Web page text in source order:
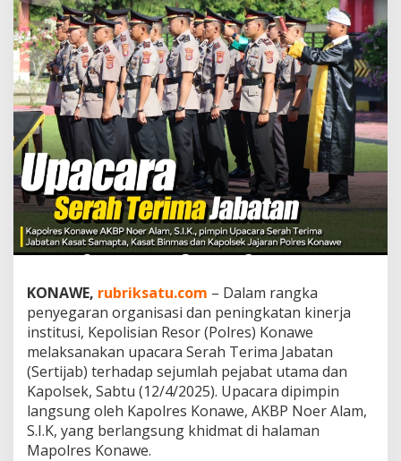
j
a
b
a
t
B
a
r
u
T
n
g
k
a
t
n
P
e
l
a
y
a
n
a
n
KONAWE, rubriksatu.com – Dalam rangka
penyegaran organisasi dan peningkatan kinerja
institusi, Kepolisian Resor (Polres) Konawe
melaksanakan upacara Serah Terima Jabatan
(Sertijab) terhadap sejumlah pejabat utama dan
Kapolsek, Sabtu (12/4/2025). Upacara dipimpin
langsung oleh Kapolres Konawe, AKBP Noer Alam,
S.I.K, yang berlangsung khidmat di halaman
Mapolres Konawe.